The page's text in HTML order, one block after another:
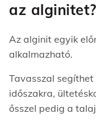
az alginitet?
Az alginit egyik
alkalmazható.
Tavasszal
időszakra,
ősszel pedig a